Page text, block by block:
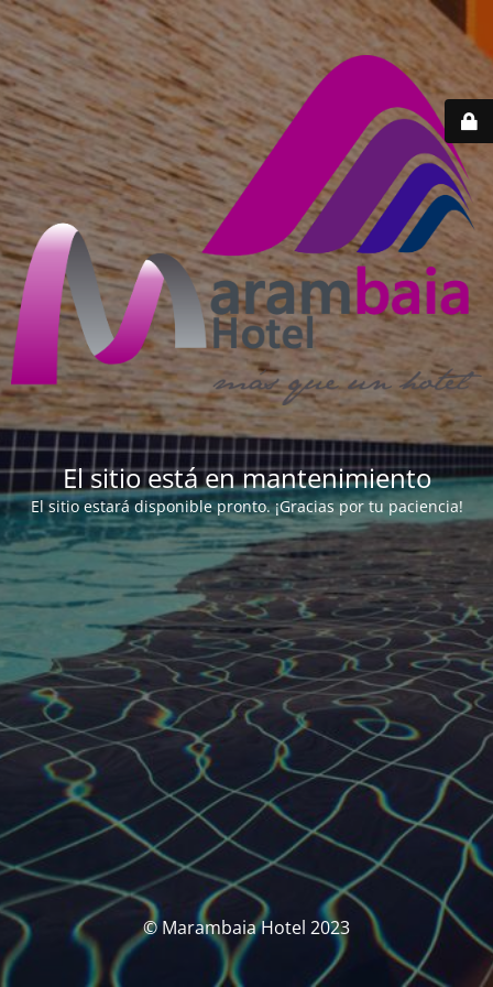
El sitio está en mantenimiento
El sitio estará disponible pronto. ¡Gracias por tu paciencia!
© Marambaia Hotel 2023